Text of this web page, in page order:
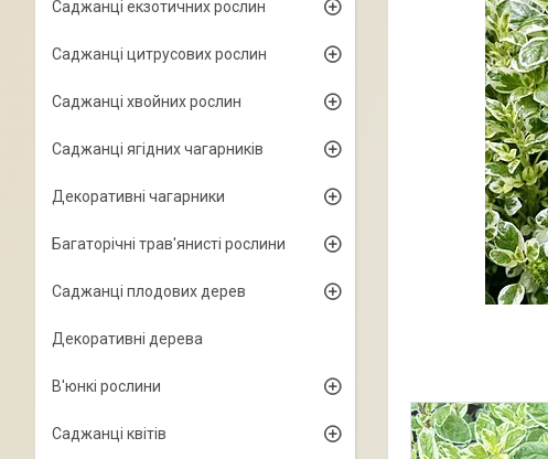
Саджанці екзотичних рослин
Саджанці цитрусових рослин
Саджанці хвойних рослин
Саджанці ягідних чагарників
Декоративні чагарники
Багаторічні трав'янисті рослини
Саджанці плодових дерев
Декоративні дерева
В'юнкі рослини
Саджанці квітів